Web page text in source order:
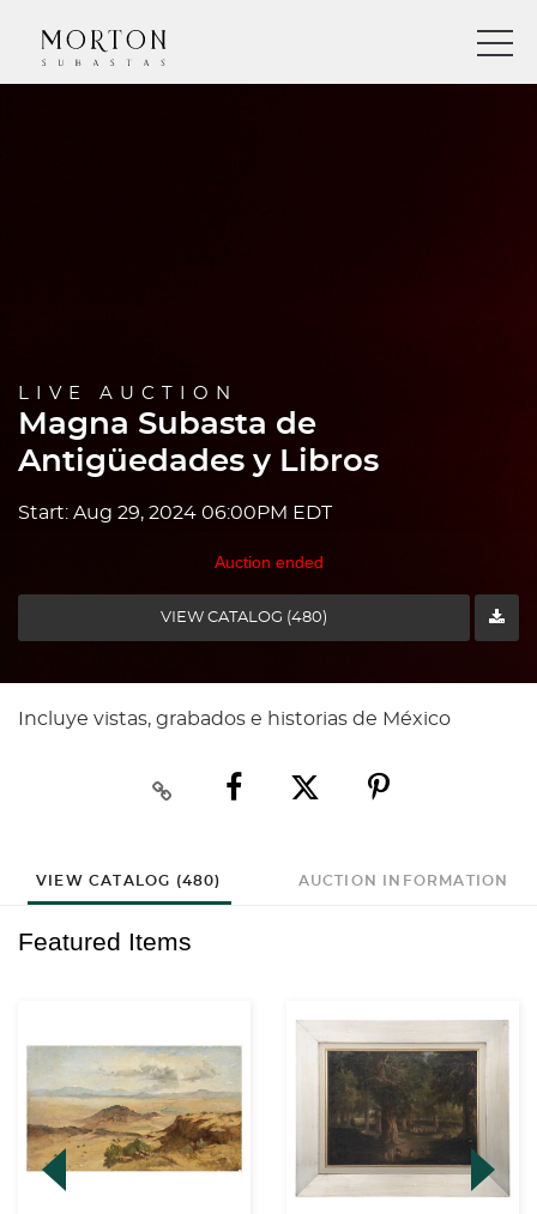
LIVE AUCTION
Magna Subasta de
Antigüedades y Libros
Start: Aug 29, 2024 06:00PM EDT
Auction ended
VIEW CATALOG (480)
Incluye vistas, grabados e historias de México
VIEW CATALOG (480) AUCTION INFORMATION
Featured Items